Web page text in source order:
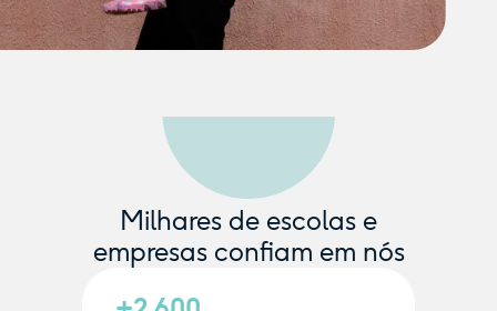
Milhares de escolas e
empresas confiam em nós